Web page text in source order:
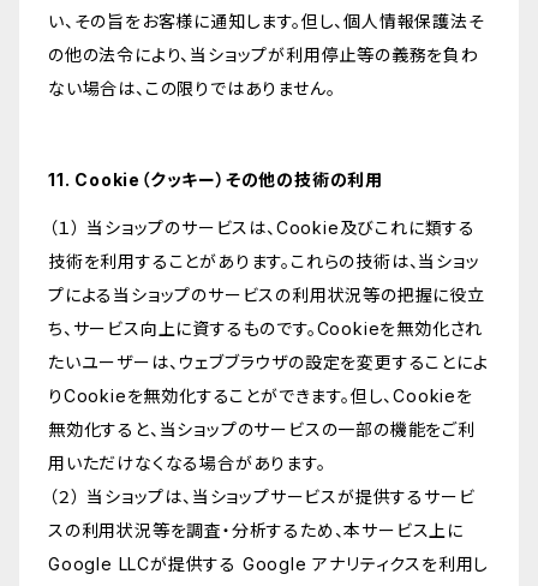
い、その旨をお客様に通知します。但し、個人情報保護法そ
の他の法令により、当ショップが利用停止等の義務を負わ
ない場合は、この限りではありません。
11. Cookie（クッキー）その他の技術の利用
（１） 当ショップのサービスは、Cookie及びこれに類する
技術を利用することがあります。これらの技術は、当ショッ
プによる当ショップのサービスの利用状況等の把握に役立
ち、サービス向上に資するものです。Cookieを無効化され
たいユーザーは、ウェブブラウザの設定を変更することによ
りCookieを無効化することができます。但し、Cookieを
無効化すると、当ショップのサービスの一部の機能をご利
用いただけなくなる場合があります。
（２） 当ショップは、当ショップサービスが提供するサービ
スの利用状況等を調査・分析するため、本サービス上に
Google LLCが提供する Google アナリティクスを利用し